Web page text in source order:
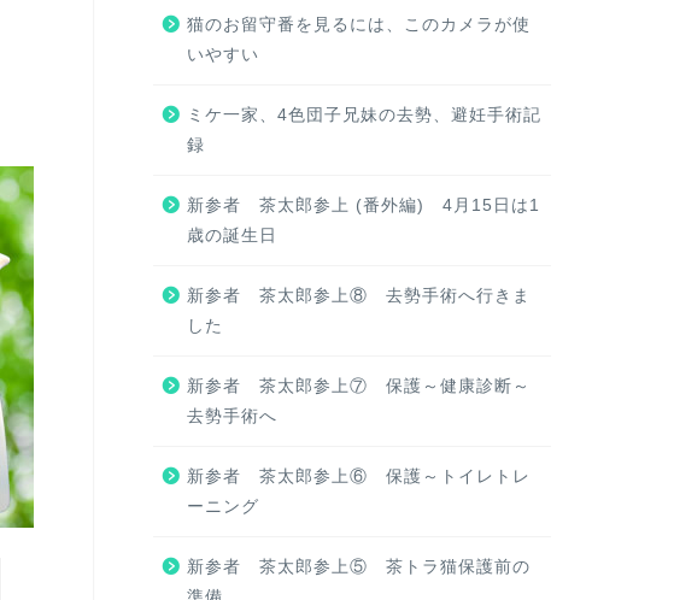
猫のお留守番を見るには、このカメラが使
いやすい
ミケ一家、4色団子兄妹の去勢、避妊手術記
録
新参者 茶太郎参上 (番外編) 4月15日は1
歳の誕生日
新参者 茶太郎参上⑧ 去勢手術へ行きま
した
新参者 茶太郎参上⑦ 保護～健康診断～
去勢手術へ
新参者 茶太郎参上⑥ 保護～トイレトレ
ーニング
新参者 茶太郎参上⑤ 茶トラ猫保護前の